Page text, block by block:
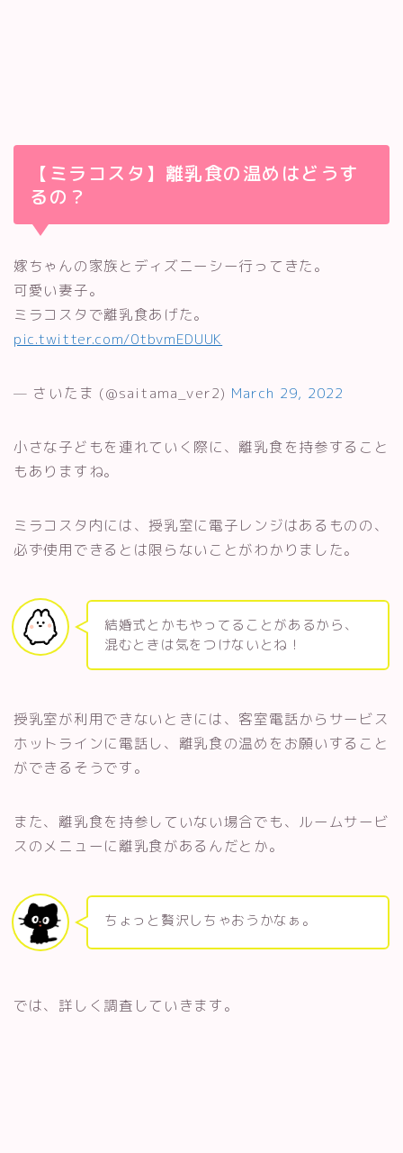
【ミラコスタ】離乳食の温めはどうす
るの？
嫁ちゃんの家族とディズニーシー行ってきた。
可愛い妻子。
ミラコスタで離乳食あげた。
pic.twitter.com/0tbvmEDUUK
— さいたま (@saitama_ver2) March 29, 2022
小さな子どもを連れていく際に、離乳食を持参すること
もありますね。
ミラコスタ内には、授乳室に電子レンジはあるものの、
必ず使用できるとは限らないことがわかりました。
結婚式とかもやってることがあるから、
混むときは気をつけないとね！
授乳室が利用できないときには、客室電話からサービス
ホットラインに電話し、離乳食の温めをお願いすること
ができるそうです。
また、離乳食を持参していない場合でも、ルームサービ
スのメニューに離乳食があるんだとか。
ちょっと贅沢しちゃおうかなぁ。
では、詳しく調査していきます。